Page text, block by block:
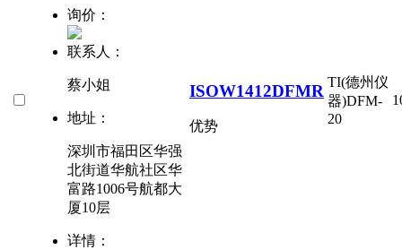
询价：
联系人：
蔡小姐
地址：
深圳市福田区华强
北街道华航社区华
富路1006号航都大
厦10层
详情：
ISOW1412DFMR
优势
TI(德州仪
器)DFM-
20